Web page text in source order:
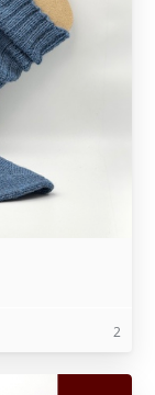
2